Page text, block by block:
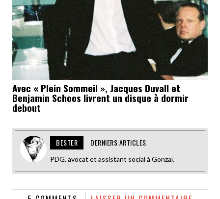
Avec « Plein Sommeil », Jacques Duvall et
Benjamin Schoos livrent un disque à dormir
debout
BESTER DERNIERS ARTICLES
PDG, avocat et assistant social à Gonzaï.